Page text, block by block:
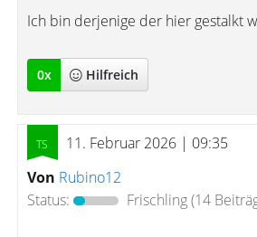
Ich bin derjenige der hier gestalkt
0x Hilfreich
11. Februar 2026 | 09:35
Von Rubino12
Status:
Frischling(14